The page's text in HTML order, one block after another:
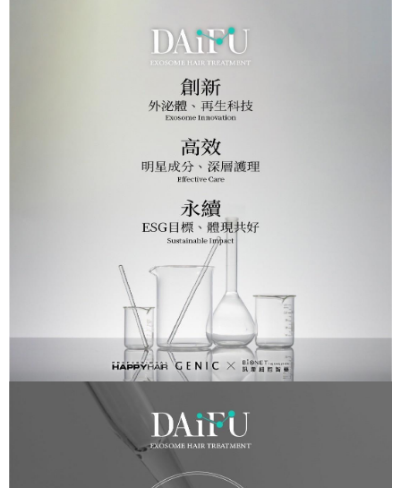
AFTEE先享後付是「在收到商品之後才付款」的支付方式。 讓您購物簡單
１．簡單：不需註冊會員、不需綁卡、不需儲值。
２．便利：只要手機號碼，簡訊認證，即可結帳。
３．安心：先確認商品／服務後，再付款。
１．於結帳方式選擇「AFTEE先享後付」後，將跳轉至「AFTEE先享後付」
結帳頁面，進行簡訊認證並確認金額後，即可完成結帳。
２．訂單成立數日內，您將收到繳費通知簡訊。
ATM／網路銀行／等多元方式進行付款，方視為交易完成。
※ 請注意：結帳手續完成當下不需立刻繳費，但若您需要取消訂單，請聯絡
購買商品的店家。未經商家同意取消之訂單仍視為有效，需透過AFTEE先享
※ 交易是否成功請以「AFTEE先享後付 」之結帳頁面顯示為準，若有關於
是否繳費成功／繳費後需取消欲退款等相關疑問，請聯繫「AFTEE先享後付
https://netprotections.freshdesk.com/support/home
【注意事項】
１．透過由恩沛科技股份有限公司提供之「AFTEE先享後付」服務完成之交
易，需依本服務之必要範圍內提供個人資料，並將交易相關給付款項請求債
權轉讓予恩沛科技股份有限公司。
２．關於個人資料處理事宜，請瀏覽以下網址：
https://aftee.tw/terms/#terms3
３．未成年的使用者請事先徵得法定代理人或監護人之同意方可使用
「AFTEE先享後付」，若未經同意申辦者引起之損失，本公司不負相關責
４．使用「AFTEE先享後付」時，將依據個別帳號之用戶狀況，依本公司即
每筆NT$100，滿NT$1,500(含以上)免運費
每筆NT$100，滿NT$1,500(含以上)免運費
每筆NT$100，滿NT$1,500(含以上)免運費
每筆NT$100，滿NT$1,500(含以上)免運費
每筆NT$100，滿NT$1,500(含以上)免運費
每筆NT$100，滿NT$1,500(含以上)免運費
每筆NT$100，滿NT$1,500(含以上)免運費